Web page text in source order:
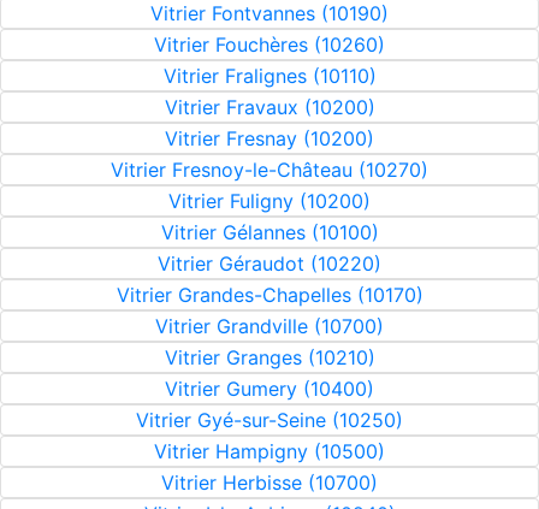
Vitrier Fontvannes (10190)
Vitrier Fouchères (10260)
Vitrier Fralignes (10110)
Vitrier Fravaux (10200)
Vitrier Fresnay (10200)
Vitrier Fresnoy-le-Château (10270)
Vitrier Fuligny (10200)
Vitrier Gélannes (10100)
Vitrier Géraudot (10220)
Vitrier Grandes-Chapelles (10170)
Vitrier Grandville (10700)
Vitrier Granges (10210)
Vitrier Gumery (10400)
Vitrier Gyé-sur-Seine (10250)
Vitrier Hampigny (10500)
Vitrier Herbisse (10700)